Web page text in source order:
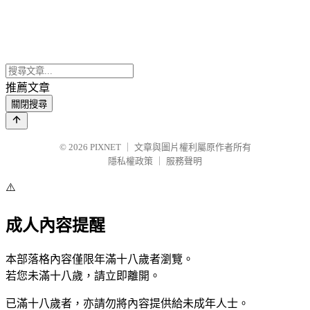
推薦文章
關閉搜尋
© 2026 PIXNET
文章與圖片權利屬原作者所有
隱私權政策
服務聲明
⚠️
成人內容提醒
本部落格內容僅限年滿十八歲者瀏覽。
若您未滿十八歲，請立即離開。
已滿十八歲者，亦請勿將內容提供給未成年人士。